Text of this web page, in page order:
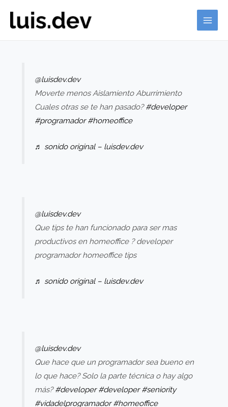
contenido
@luisdev.dev
Moverte menos Aislamiento Aburrimiento
Cuales otras se te han pasado?#developer
#programador #homeoffice
♬ sonido original – luisdev.dev
@luisdev.dev
Que tips te han funcionado para ser mas
productivos en homeoffice ? developer
programador homeoffice tips
♬ sonido original – luisdev.dev
@luisdev.dev
Que hace que un programador sea bueno en
lo que hace? Solo la parte técnica o hay algo
más?#developer #developer #seniority
#vidadelprogramador #homeoffice